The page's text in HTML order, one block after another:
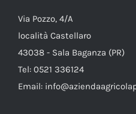
Via Pozzo, 4/A
località Castellaro
43038 - Sala Baganza (PR)
Tel: 0521 336124
Email: